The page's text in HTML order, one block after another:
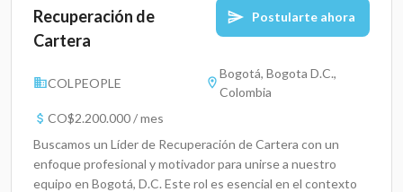
Recuperación de
Cartera
Postularte ahora
COLPEOPLE
Bogotá, Bogota D.C.,
Colombia
CO$2.200.000 / mes
Buscamos un Líder de Recuperación de Cartera con un
enfoque profesional y motivador para unirse a nuestro
equipo en Bogotá, D.C. Este rol es esencial en el contexto